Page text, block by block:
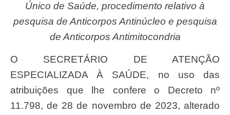
Único de Saúde, procedimento relativo à
pesquisa de Anticorpos Antinúcleo e pesquisa
de Anticorpos Antimitocondria
O SECRETÁRIO DE ATENÇÃO
ESPECIALIZADA À SAÚDE, no uso das
atribuições que lhe confere o Decreto nº
11.798, de 28 de novembro de 2023, alterado